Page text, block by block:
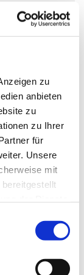
zu
anbieten
zu
zu Ihrer
für
Unsere
mit